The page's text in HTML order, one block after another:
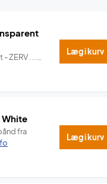
ZERV ...
Læg i kurv
White
fra
Læg i kurv